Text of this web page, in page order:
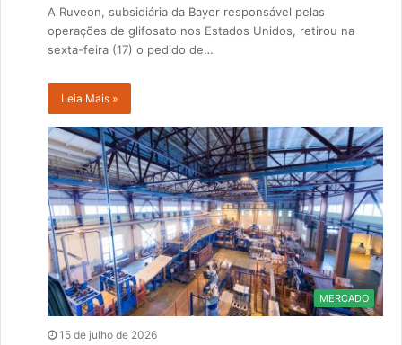
A Ruveon, subsidiária da Bayer responsável pelas
operações de glifosato nos Estados Unidos, retirou na
sexta-feira (17) o pedido de…
Leia Mais »
MERCADO
15 de julho de 2026